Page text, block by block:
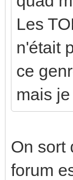
Les
n'était
ce
mais
On sort
forum